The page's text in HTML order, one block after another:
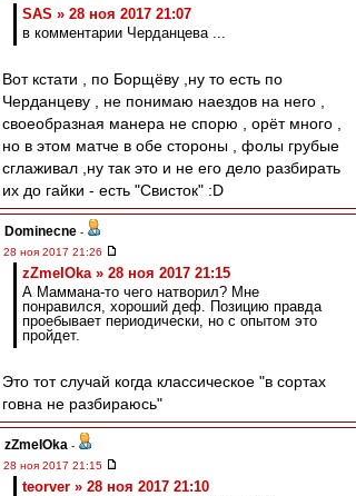
SAS » 28 ноя 2017 21:07
в комментарии Черданцева ...
Вот кстати , по Борщёву ,ну то есть по
Черданцеву , не понимаю наездов на него ,
своеобразная манера не спорю , орёт много ,
но в этом матче в обе стороны , фолы грубые
сглаживал ,ну так это и не его дело разбирать
их до гайки - есть "Свисток" :D
Dominecne -
28 ноя 2017 21:26
zZmeIOka » 28 ноя 2017 21:15
А Маммана-то чего натворил? Мне
понравился, хороший деф. Позицию правда
проебывает периодически, но с опытом это
пройдет.
Это тот случай когда классическое "в сортах
говна не разбираюсь"
zZmeIOka -
28 ноя 2017 21:15
teorver » 28 ноя 2017 21:10